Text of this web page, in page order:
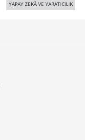
YAPAY ZEKÂ VE YARATICILIK